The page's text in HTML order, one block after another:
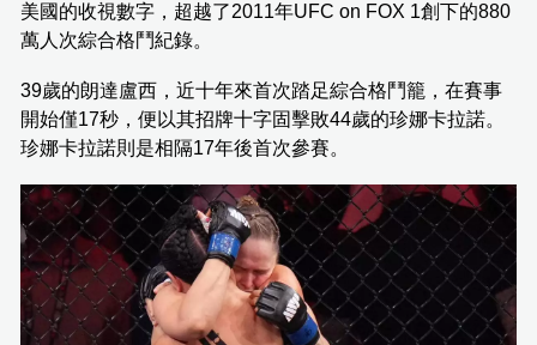
美國的收視數字，超越了2011年UFC on FOX 1創下的880
萬人次綜合格鬥紀錄。
39歲的朗達盧西，近十年來首次踏足綜合格鬥籠，在賽事
開始僅17秒，便以其招牌十字固擊敗44歲的珍娜卡拉諾。
珍娜卡拉諾則是相隔17年後首次參賽。